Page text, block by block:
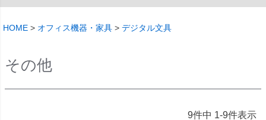
HOME オフィス機器・家具 デジタル文具
その他
9件中 1-9件表示